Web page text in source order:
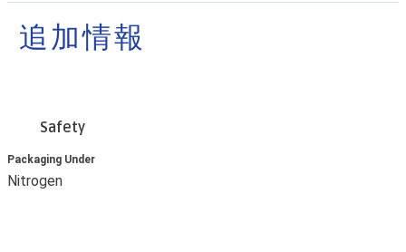
追加情報
Safety
Packaging Under
Nitrogen